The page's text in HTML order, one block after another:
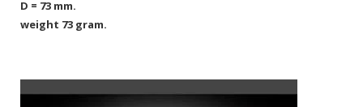
D = 73 mm.
weight 73 gram.